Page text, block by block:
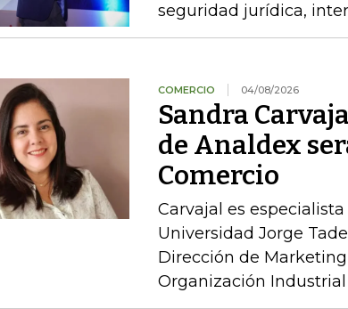
seguridad jurídica,
COMERCIO 04/08/2026
Sandra
de Analdex
Comercio
Carvajal es
Universidad Jorge
Dirección de
Organización Industrial